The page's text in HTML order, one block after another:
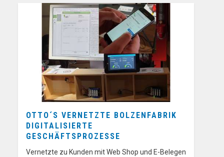
OTTO´S VERNETZTE BOLZENFABRIK
DIGITALISIERTE
GESCHÄFTSPROZESSE
Vernetzte zu Kunden mit Web Shop und E-Belegen